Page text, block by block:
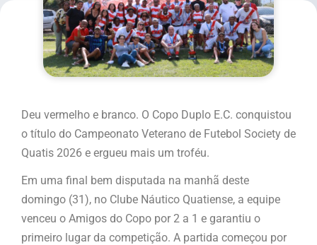
Deu vermelho e branco. O Copo Duplo E.C. conquistou
o título do Campeonato Veterano de Futebol Society de
Quatis 2026 e ergueu mais um troféu.
Em uma final bem disputada na manhã deste
domingo (31), no Clube Náutico Quatiense, a equipe
venceu o Amigos do Copo por 2 a 1 e garantiu o
primeiro lugar da competição. A partida começou por